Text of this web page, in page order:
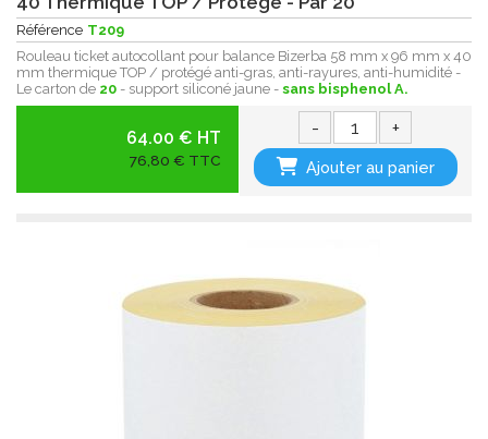
Référence T209
Rouleau ticket autocollant pour balance Bizerba 58 mm x 96 mm x 40
mm thermique TOP / protégé anti-gras, anti-rayures, anti-humidité -
Le carton de 20 - support siliconé jaune - sans bisphenol A.
64.00 € HT
76,80 € TTC
- +
Ajouter au panier